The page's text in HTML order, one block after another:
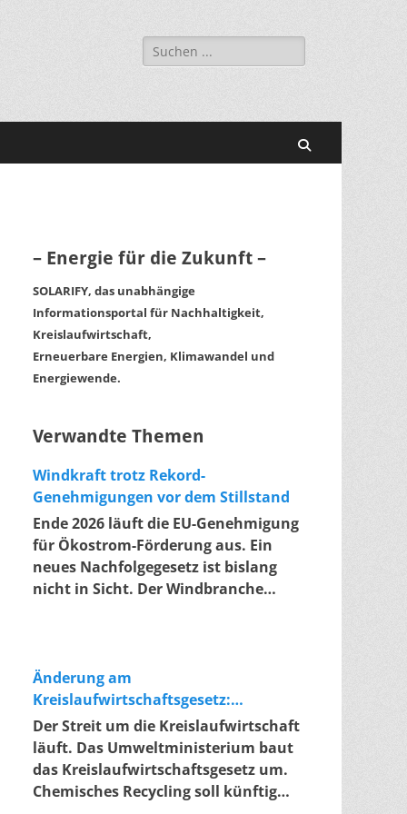
Suchen
nach:
– Energie für die Zukunft –
SOLARIFY, das unabhängige
Informationsportal für Nachhaltigkeit,
Kreislaufwirtschaft,
Erneuerbare Energien, Klimawandel und
Energiewende.
Verwandte Themen
Windkraft trotz Rekord-
Genehmigungen vor dem Stillstand
Ende 2026 läuft die EU-Genehmigung
für Ökostrom-Förderung aus. Ein
neues Nachfolgegesetz ist bislang
nicht in Sicht. Der Windbranche
schleppenden Genehmigungen.
Dieses Problem hat die Politik
tatsächlich gelöst, die Verfahren
laufen heute deutlich schneller. Die
Halbjahresbilanz der Branche
bestätigt dieses Muster: So viele
Windräder wie nie zuvor wurden
Änderung am
Kreislaufwirtschaftsgesetz:
Chemisches Recycling soll Lücke
füllen
Der Streit um die Kreislaufwirtschaft
läuft. Das Umweltministerium baut
das Kreislaufwirtschaftsgesetz um.
Chemisches Recycling soll künftig